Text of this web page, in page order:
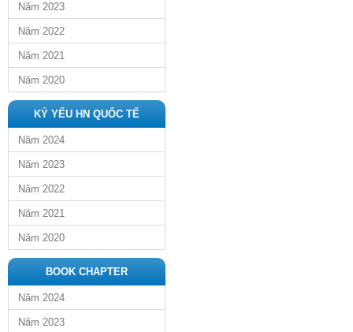
Năm 2023
Năm 2022
Năm 2021
Năm 2020
KỶ YẾU HN QUỐC TẾ
Năm 2024
Năm 2023
Năm 2022
Năm 2021
Năm 2020
BOOK CHAPTER
Năm 2024
Năm 2023